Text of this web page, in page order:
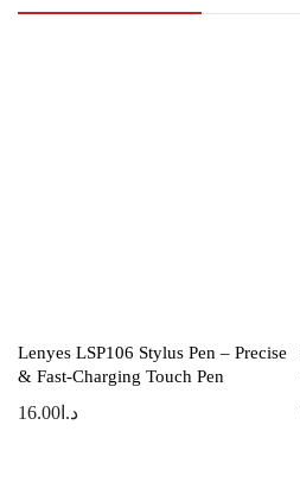
Lenyes LSP106 Stylus Pen – Precise
& Fast-Charging Touch Pen
د.ا 16.00